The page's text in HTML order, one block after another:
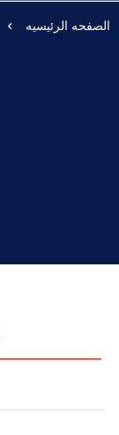
الصفحه الرئيسيه